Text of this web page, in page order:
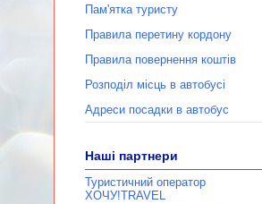
Пам'ятка туристу
Правила перетину кордону
Правила повернення коштів
Розподіл місць в автобусі
Адреси посадки в автобус
Наші партнери
Туристичний оператор
ХОЧУ!TRAVEL